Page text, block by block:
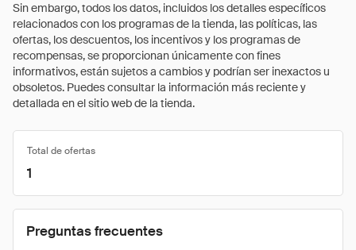
Sin embargo, todos los datos, incluidos los detalles específicos
relacionados con los programas de la tienda, las políticas, las
ofertas, los descuentos, los incentivos y los programas de
recompensas, se proporcionan únicamente con fines
informativos, están sujetos a cambios y podrían ser inexactos u
obsoletos. Puedes consultar la información más reciente y
detallada en el sitio web de la tienda.
Total de ofertas
1
Preguntas frecuentes